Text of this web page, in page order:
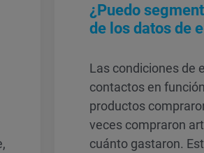
¿Puedo
de los datos de
Las condiciones de
contactos en
productos
veces compraron
cuánto gastaron.